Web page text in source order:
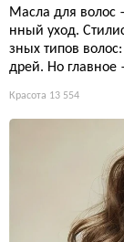
Масла для волос
нный уход.
зных типов
дрей. Но главное
Красота 13 554